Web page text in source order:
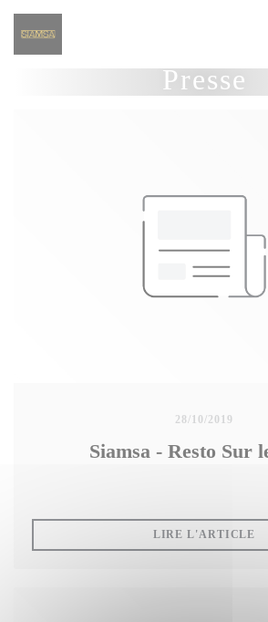
Personnalisation de vos choix en matière de
Presse
28/10/2019
Siamsa - Resto Sur
LIRE L'ARTICLE